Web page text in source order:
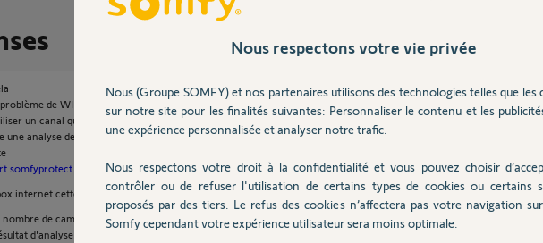
de WIFI.
un canal qui est surchargé.
une analyse de l'encombrement réseau avec les mêmes outils qu'il y a dans
hc/fr/articles/360001317...
internet cette fonction existe. I faut regarder dans le menu WIFI.
nombre de caméra mettez le canal WIFI en fixe et non en automatique en
d'analyse.
Application désuete pour caméra Visidom
OC100
Camera OC100 voyant rouge clignote en
Nous respectons votre vie privée
Nous (Groupe SOMFY) et nos partenaires utilisons des technologies telles que les
sur notre site pour les finalités suivantes: Personnaliser le contenu et les
une expérience personnalisée et analyser notre trafic.
Nous respectons votre droit à la confidentialité et vous pouvez choisir
contrôler ou de refuser l'utilisation de certains types de cookies ou certains
proposés par des tiers. Le refus des cookies n’affectera pas votre navigation
Somfy cependant votre expérience utilisateur sera moins optimale.